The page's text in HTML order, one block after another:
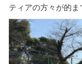
ティアの方々が的